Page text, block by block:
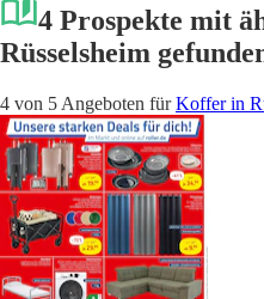
4 Prospekte mit
Rüsselsheim
4 von 5 Angeboten fürKoffer in